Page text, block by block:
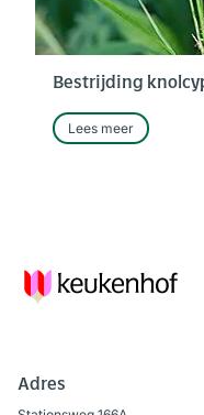
Bestrijding
Lees meer
Adres